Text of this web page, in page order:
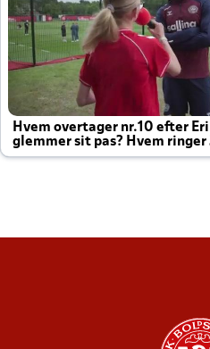
Hvem overtager nr.10 efter
glemmer sit pas? Hvem ringer
altid til efter kampe?